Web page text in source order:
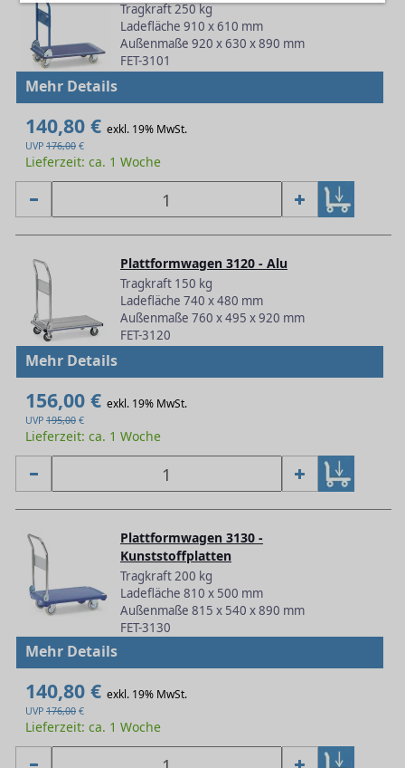
Tragkraft 250 kg
Ladefläche 910 x 610 mm
Außenmaße 920 x 630 x 890 mm
FET-3101
Mehr Details
140,80 € exkl. 19% MwSt.
UVP 176,00 €
Lieferzeit: ca. 1 Woche
Plattformwagen 3120 - Alu
Tragkraft 150 kg
Ladefläche 740 x 480 mm
Außenmaße 760 x 495 x 920 mm
FET-3120
Mehr Details
156,00 € exkl. 19% MwSt.
UVP 195,00 €
Lieferzeit: ca. 1 Woche
Plattformwagen 3130 -
Kunststoffplatten
Tragkraft 200 kg
Ladefläche 810 x 500 mm
Außenmaße 815 x 540 x 890 mm
FET-3130
Mehr Details
140,80 € exkl. 19% MwSt.
UVP 176,00 €
Lieferzeit: ca. 1 Woche